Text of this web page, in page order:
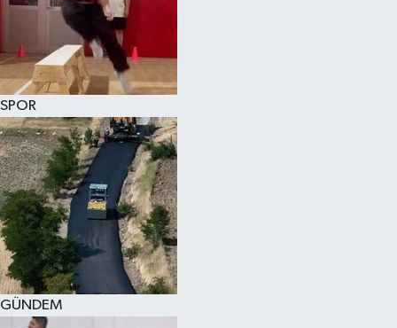
SPOR
GÜNDEM
KÜLTÜR SANAT
MAGAZİN
SAĞLIK
SİYASET
SPOR
TEKNOLOJİ
VİZYONDAKİLER